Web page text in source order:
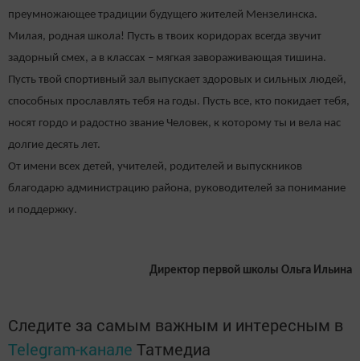
преумножающее традиции будущего жителей Мензелинска.
Милая, родная школа! Пусть в твоих коридорах всегда звучит
задорный смех, а в классах – мягкая завораживающая тишина.
Пусть твой спортивный зал выпускает здоровых и сильных людей,
способных прославлять тебя на годы. Пусть все, кто покидает тебя,
носят гордо и радостно звание Человек, к которому ты и вела нас
долгие десять лет.
От имени всех детей, учителей, родителей и выпускников
благодарю администрацию района, руководителей за понимание
и поддержку.
Директор первой школы Ольга Ильина
Следите за самым важным и интересным в
Telegram-канале Татмедиа